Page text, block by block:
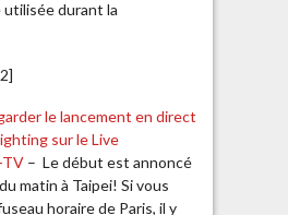
durant la
le lancement en direct
sur le Live
TV – Le début est annoncé
matin à Taipei! Si vous
horaire de Paris, il y